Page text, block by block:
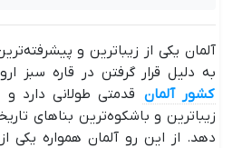
آلمان یکی از زیباترین و
به دلیل قرار گرفتن در قاره سبز
کشور آلمان قدمتی طولانی دارد
زیباترین و باشکوه‌ترین بناهای
دهد. از این رو آلمان همواره یکی